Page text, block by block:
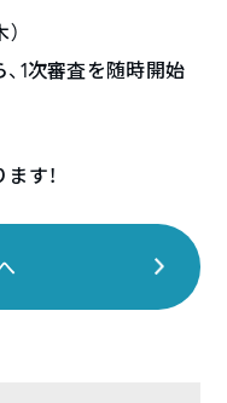
1次審査を随時開始
す！